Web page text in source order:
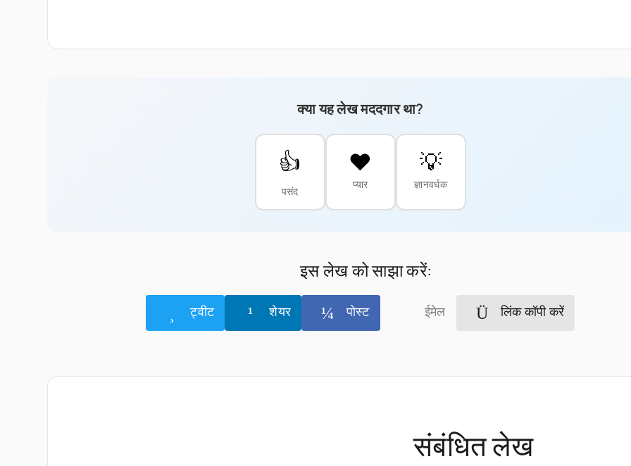
क्या यह लेख मददगार था?
👍
पसंद
❤️
प्यार
💡
ज्ञानवर्धक
इस लेख को साझा करें:
ट्वीट शेयर पोस्ट ईमेल लिंक कॉपी करें
संबंधित लेख